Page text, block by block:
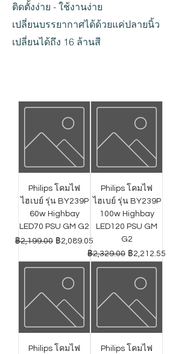
ติดตั้งง่าย - ใช้งานง่าย
เปลี่ยนบรรยากาศได้ด้วยแค่ปลายนิ้ว
เปลี่ยนได้ถึง 16 ล้านสี
Philips โคมไฟ
ไฮเบย์ รุ่น BY239P
60w Highbay
LED70 PSU GM G2
ราคาปกติ
฿2,199.00 ราคาขายลด
฿2,089.05
Philips โคมไฟ
ไฮเบย์ รุ่น BY239P
100w Highbay
LED120 PSU GM
G2
ราคาปกติ
฿2,329.00 ราคาขายลด
฿2,212.55
Philips โคมไฟ
Philips โคมไฟ